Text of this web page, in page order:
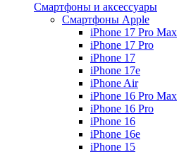
Смартфоны и аксессуары
Смартфоны Apple
iPhone 17 Pro Max
iPhone 17 Pro
iPhone 17
iPhone 17e
iPhone Air
iPhone 16 Pro Max
iPhone 16 Pro
iPhone 16
iPhone 16e
iPhone 15